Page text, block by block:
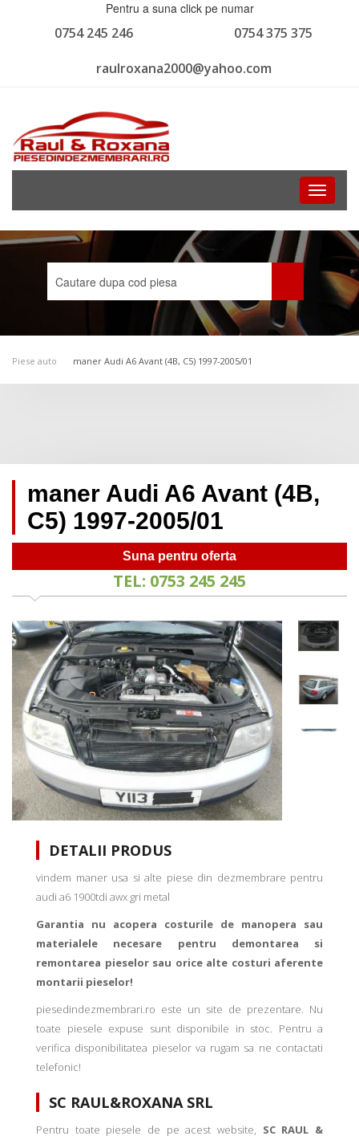
Pentru a suna click pe numar
0754 375 375
0754 245 246
raulroxana2000@yahoo.com
Toggle
Piese auto maner Audi A6 Avant (4B, C5) 1997-2005/01
maner Audi A6 Avant (4B,
C5) 1997-2005/01
Suna pentru oferta
TEL: 0753 245 245
DETALII PRODUS
vindem maner usa si alte piese din dezmembrare pentru
audi a6 1900tdi awx gri metal
Garantia nu acopera costurile de manopera sau
materialele necesare pentru demontarea si
remontarea pieselor sau orice alte costuri aferente
montarii pieselor!
piesedindezmembrari.ro este un site de prezentare. Nu
toate piesele expuse sunt disponibile in stoc. Pentru a
verifica disponibilitatea pieselor va rugam sa ne contactati
telefonic!
SC RAUL&ROXANA SRL
Pentru toate piesele de pe acest website, SC RAUL &